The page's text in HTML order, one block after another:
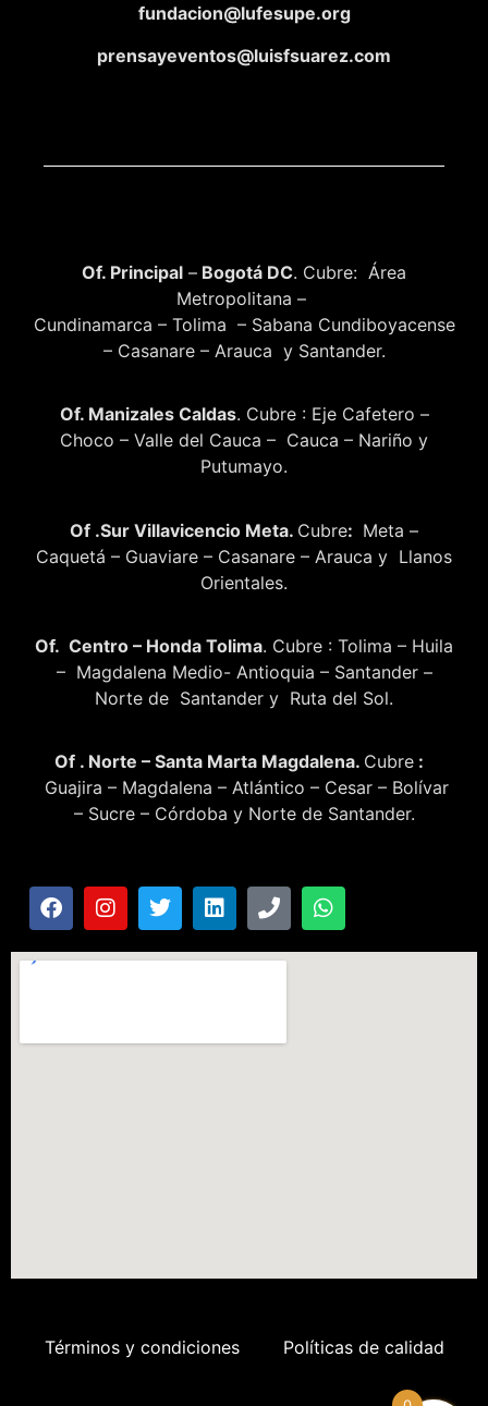
fundacion@lufesupe.org
prensayeventos@luisfsuarez.com
Of. Principal – Bogotá DC. Cubre: Área
Metropolitana –
Cundinamarca – Tolima – Sabana Cundiboyacense
– Casanare – Arauca y Santander.
Of. Manizales Caldas. Cubre : Eje Cafetero –
Choco – Valle del Cauca – Cauca – Nariño y
Putumayo.
Of .Sur Villavicencio Meta. Cubre: Meta –
Caquetá – Guaviare – Casanare – Arauca y Llanos
Orientales.
Of. Centro – Honda Tolima. Cubre : Tolima – Huila
– Magdalena Medio- Antioquia – Santander –
Norte de Santander y Ruta del Sol.
Of . Norte – Santa Marta Magdalena. Cubre :
Guajira – Magdalena – Atlántico – Cesar – Bolívar
– Sucre – Córdoba y Norte de Santander.
Términos y condiciones Políticas de calidad